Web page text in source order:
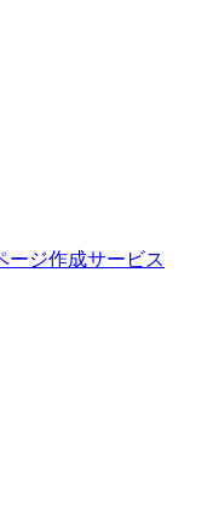
ージ作成サービス